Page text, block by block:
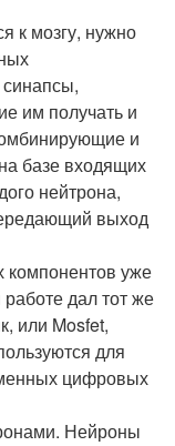
к мозгу, нужно
им получать и
и
базе входящих
нейтрона,
выход
компонентов уже
дал тот же
или Mosfet,
для
цифровых
Нейроны